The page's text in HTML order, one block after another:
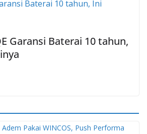
Garansi Baterai 10 tahun,